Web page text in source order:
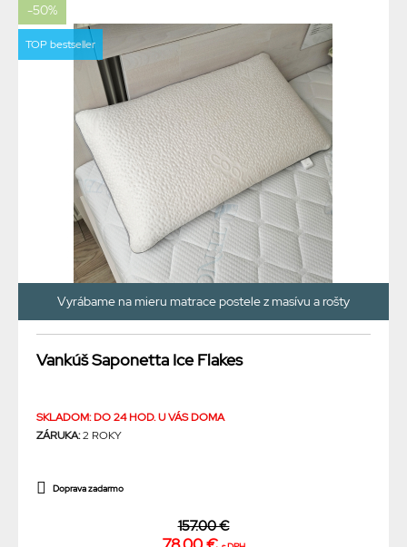
-50%
TOP bestseller
Vyrábame na mieru matrace postele z masívu a rošty
Vankúš Saponetta Ice Flakes
SKLADOM: DO 24 HOD. U VÁS DOMA
ZÁRUKA:2 ROKY
Doprava zadarmo
157.00 €